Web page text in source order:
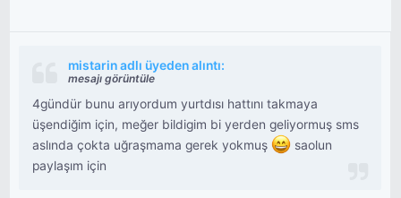
mistarin adlı üyeden alıntı:
mesajı görüntüle
4gündür bunu arıyordum yurtdısı hattını takmaya
üşendiğim için, meğer bildigim bi yerden geliyormuş sms
aslında çokta uğraşmama gerek yokmuş
saolun
paylaşım için